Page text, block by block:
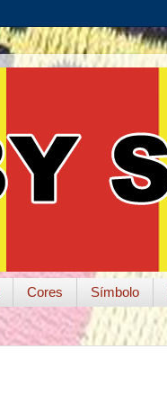
Cores Símbolo